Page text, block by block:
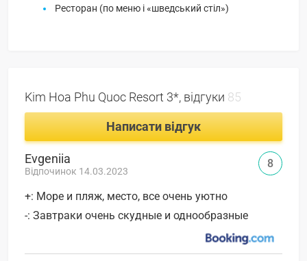
Ресторан (по меню і «шведський стіл»)
Kim Hoa Phu Quoc Resort 3*, відгуки 85
Написати відгук
Evgeniia
Відпочинок 14.03.2023
+: Море и пляж, место, все очень уютно
-: Завтраки очень скудные и однообразные
8